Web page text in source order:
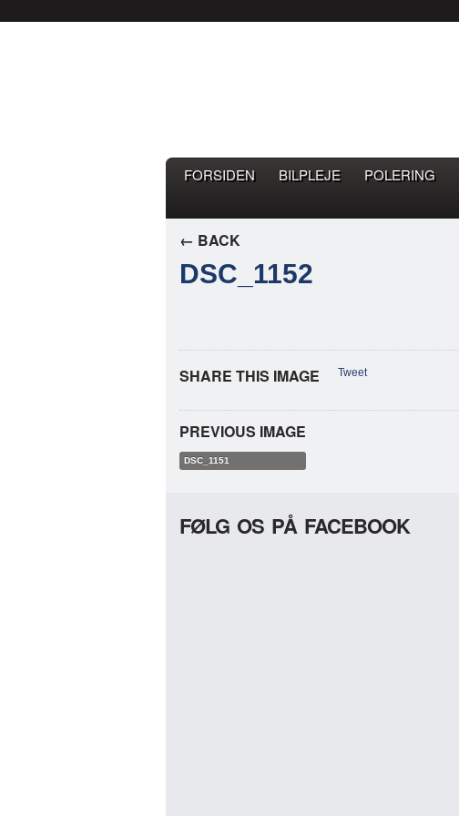
FORSIDEN BILPLEJE POLERING
← BACK
DSC_1152
SHARE THIS IMAGE Tweet
PREVIOUS IMAGE
DSC_1151
FØLG OS PÅ FACEBOOK